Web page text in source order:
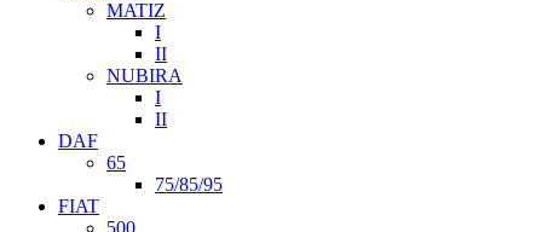
MATIZ
I
II
NUBIRA
I
II
DAF
65
75/85/95
FIAT
500